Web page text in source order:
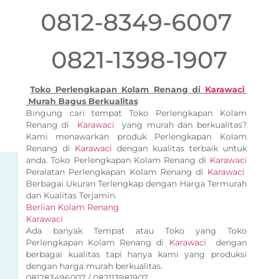
0812-8349-6007
0821-1398-1907
Toko Perlengkapan Kolam Renang di Karawaci
Murah Bagus Berkualitas
Bingung cari tempat Toko Perlengkapan Kolam
Renang di Karawaci yang murah dan berkualitas?
Kami menawarkan produk Perlengkapan Kolam
Renang di Karawaci dengan kualitas terbaik untuk
anda. Toko Perlengkapan Kolam Renang di Karawaci
Peralatan Perlengkapan Kolam Renang di Karawaci
Berbagai Ukuran Terlengkap dengan Harga Termurah
dan Kualitas Terjamin.
Berlian Kolam Renang
Karawaci
Ada banyak Tempat atau Toko yang Toko
Perlengkapan Kolam Renang di Karawaci dengan
berbagai kualitas tapi hanya kami yang produksi
dengan harga murah berkualitas.